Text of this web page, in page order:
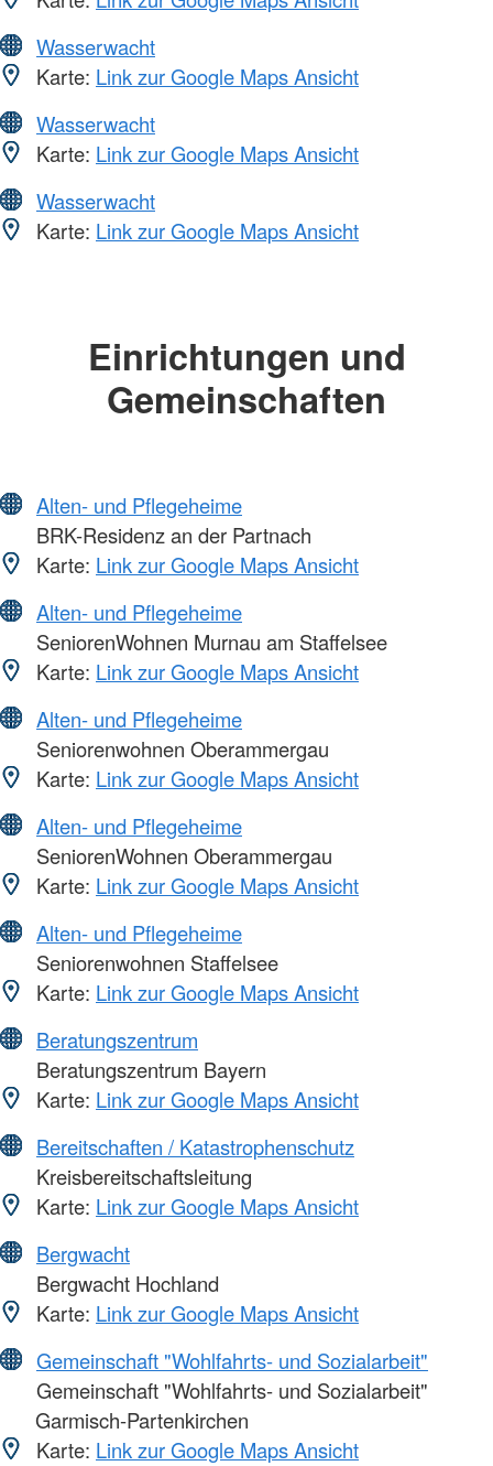
Wasserwacht
Karte: Link zur Google Maps Ansicht
Wasserwacht
Karte: Link zur Google Maps Ansicht
Wasserwacht
Karte: Link zur Google Maps Ansicht
Einrichtungen und
Gemeinschaften
Alten- und Pflegeheime
BRK-Residenz an der Partnach
Karte: Link zur Google Maps Ansicht
Alten- und Pflegeheime
SeniorenWohnen Murnau am Staffelsee
Karte: Link zur Google Maps Ansicht
Alten- und Pflegeheime
Seniorenwohnen Oberammergau
Karte: Link zur Google Maps Ansicht
Alten- und Pflegeheime
SeniorenWohnen Oberammergau
Karte: Link zur Google Maps Ansicht
Alten- und Pflegeheime
Seniorenwohnen Staffelsee
Karte: Link zur Google Maps Ansicht
Beratungszentrum
Beratungszentrum Bayern
Karte: Link zur Google Maps Ansicht
Bereitschaften / Katastrophenschutz
Kreisbereitschaftsleitung
Karte: Link zur Google Maps Ansicht
Bergwacht
Bergwacht Hochland
Karte: Link zur Google Maps Ansicht
Gemeinschaft "Wohlfahrts- und Sozialarbeit"
Gemeinschaft "Wohlfahrts- und Sozialarbeit"
Garmisch-Partenkirchen
Karte: Link zur Google Maps Ansicht